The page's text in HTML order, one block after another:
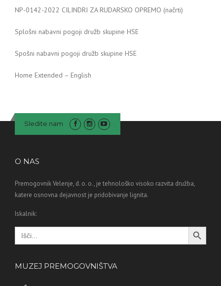
NP-0142-2022 CILINDRI ZA RUDARSKO OPREMO (načrti)
Splošni nabavni pogoji družb skupine HSE
Spošni nabavni pogoji družb skupine HSE
Home Extended – English
Sledite nam
O NAS
Premogovnik Velenje, d. o. o., je tehnološko visoko razvita družba,
katere osnovna dejavnost je pridobivanje lignita.
Iskalnik:
Search
for:
Search Button
MUZEJ PREMOGOVNIŠTVA